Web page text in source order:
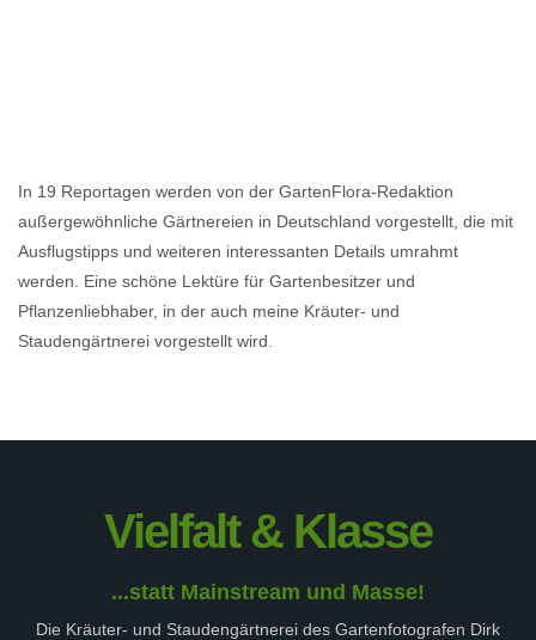
In 19 Reportagen werden von der GartenFlora-Redaktion
außergewöhnliche Gärtnereien in Deutschland vorgestellt, die mit
Ausflugstipps und weiteren interessanten Details umrahmt
werden. Eine schöne Lektüre für Gartenbesitzer und
Pflanzenliebhaber, in der auch meine Kräuter- und
Staudengärtnerei vorgestellt wird.
Vielfalt & Klasse
...statt Mainstream und Masse!
Die Kräuter- und Staudengärtnerei des Gartenfotografen Dirk